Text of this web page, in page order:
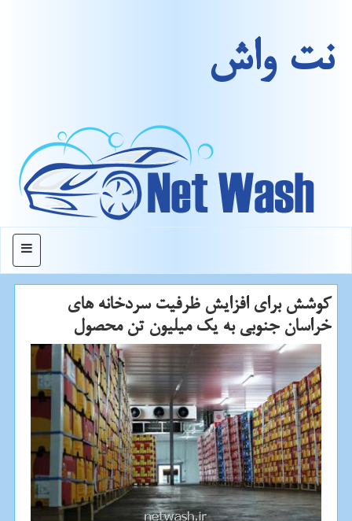
نت واش
منو
كوشش برای افزایش ظرفیت سردخانه های
خراسان جنوبی به یك میلیون تن محصول